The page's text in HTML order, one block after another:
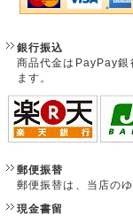
銀行振込
商品代金はPayPay銀
ます。
郵便振替
郵便振替は、当店の
現金書留